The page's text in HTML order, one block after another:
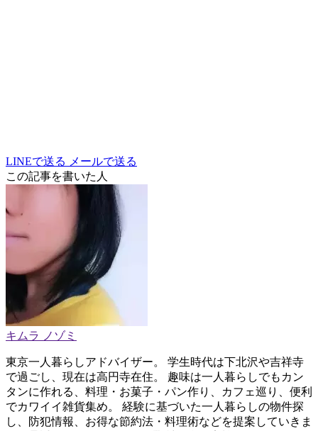
LINEで送る メールで送る
この記事を書いた人
キムラ ノゾミ
東京一人暮らしアドバイザー。 学生時代は下北沢や吉祥寺
で過ごし、現在は高円寺在住。 趣味は一人暮らしでもカン
タンに作れる、料理・お菓子・パン作り、カフェ巡り、便利
でカワイイ雑貨集め。 経験に基づいた一人暮らしの物件探
し、防犯情報、お得な節約法・料理術などを提案していきま